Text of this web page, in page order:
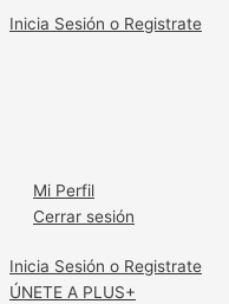
Inicia Sesión o Registrate
Mi Perfil
Cerrar sesión
Inicia Sesión o Registrate
ÚNETE A PLUS+